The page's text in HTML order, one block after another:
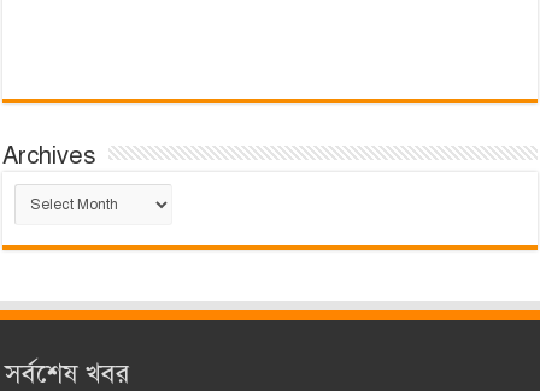
Archives
Archives
সর্বশেষ খবর